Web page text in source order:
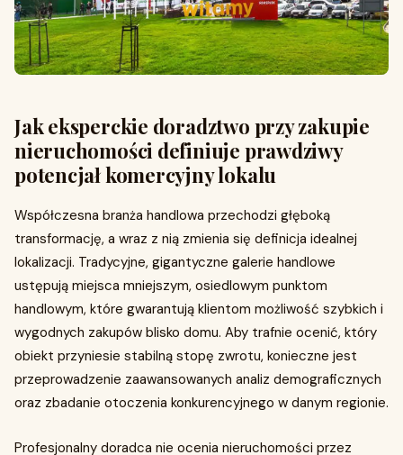
Jak eksperckie doradztwo przy zakupie
nieruchomości definiuje prawdziwy
potencjał komercyjny lokalu
Współczesna branża handlowa przechodzi głęboką
transformację, a wraz z nią zmienia się definicja idealnej
lokalizacji. Tradycyjne, gigantyczne galerie handlowe
ustępują miejsca mniejszym, osiedlowym punktom
handlowym, które gwarantują klientom możliwość szybkich i
wygodnych zakupów blisko domu. Aby trafnie ocenić, który
obiekt przyniesie stabilną stopę zwrotu, konieczne jest
przeprowadzenie zaawansowanych analiz demograficznych
oraz zbadanie otoczenia konkurencyjnego w danym regionie.
Profesjonalny doradca nie ocenia nieruchomości przez